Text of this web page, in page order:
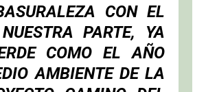
CON EL
PARTE, YA
COMO EL AÑO
AMBIENTE DE LA